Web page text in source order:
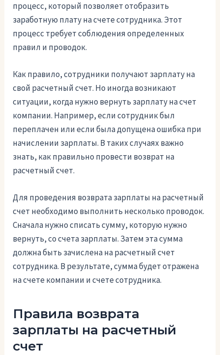
процесс, который позволяет отобразить
заработную плату на счете сотрудника. Этот
процесс требует соблюдения определенных
правил и проводок.
Как правило, сотрудники получают зарплату на
свой расчетный счет. Но иногда возникают
ситуации, когда нужно вернуть зарплату на счет
компании. Например, если сотрудник был
переплачен или если была допущена ошибка при
начислении зарплаты. В таких случаях важно
знать, как правильно провести возврат на
расчетный счет.
Для проведения возврата зарплаты на расчетный
счет необходимо выполнить несколько проводок.
Сначала нужно списать сумму, которую нужно
вернуть, со счета зарплаты. Затем эта сумма
должна быть зачислена на расчетный счет
сотрудника. В результате, сумма будет отражена
на счете компании и счете сотрудника.
Правила возврата
зарплаты на расчетный
счет